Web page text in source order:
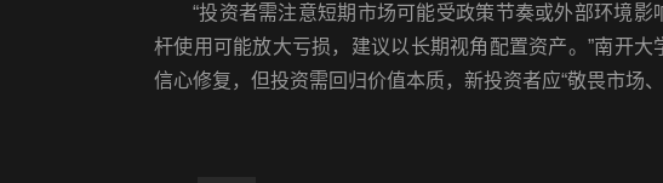
“投资者需注意短期市场可能受政策节奏或外部环境
杆使用可能放大亏损，建议以长期视角配置资产。”南开
信心修复，但投资需回归价值本质，新投资者应“敬畏市场